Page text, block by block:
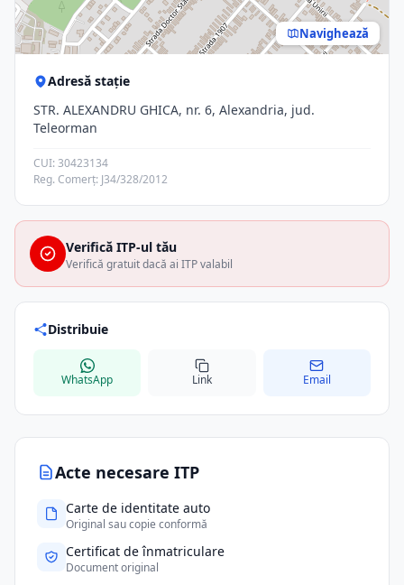
Acte necesare ITP
Carte de identitate auto
Original sau copie conformă
Certificat de înmatriculare
Document original
Navighează
Adresă stație
STR. ALEXANDRU GHICA, nr. 6, Alexandria, jud.
Teleorman
CUI: 30423134
Reg. Comerț: J34/328/2012
Verifică ITP-ul tău
Verifică gratuit dacă ai ITP valabil
Distribuie
WhatsApp Link Email